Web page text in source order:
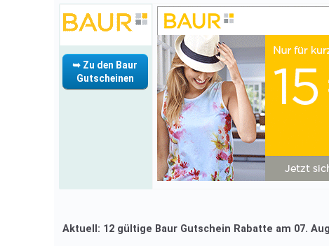
➥ Zu den Baur
Gutscheinen
Aktuell: 12 gültige Baur Gutschein Rabatte am 07.